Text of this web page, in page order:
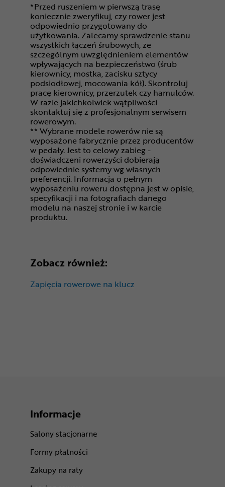
*Przed ruszeniem w pierwszą trasę
koniecznie zweryfikuj, czy rower jest
odpowiednio przygotowany do
użytkowania. Zalecamy sprawdzenie stanu
wszystkich łączeń śrubowych, ze
szczególnym uwzględnieniem elementów
wpływających na bezpieczeństwo (śrub
kierownicy, mostka, zacisku sztycy
podsiodłowej, mocowania kół). Skontroluj
pracę kierownicy, przerzutek czy hamulców.
W razie jakichkolwiek wątpliwości
skontaktuj się z profesjonalnym serwisem
rowerowym.
** Wybrane modele rowerów nie są
wyposażone fabrycznie przez producentów
w pedały. Jest to celowy zabieg -
doświadczeni rowerzyści dobierają
odpowiednie systemy wg własnych
preferencji. Informacja o pełnym
wyposażeniu roweru dostępna jest w opisie,
specyfikacji i na fotografiach danego
modelu na naszej stronie i w karcie
produktu.
Zobacz również:
Zapięcia rowerowe na klucz
Informacje
Salony stacjonarne
Formy płatności
Zakupy na raty